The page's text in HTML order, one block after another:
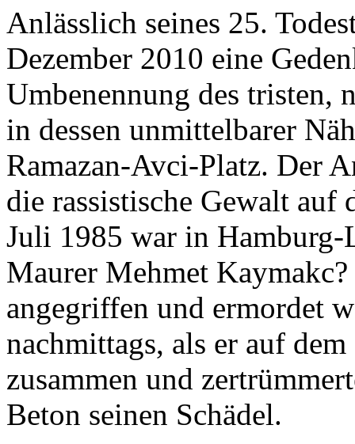
Anlässlich seines 25.
Dezember 2010 eine
Umbenennung des tristen,
in dessen unmittelbarer
Ramazan-Avci-Platz. Der
die rassistische Gewalt auf
Juli 1985 war in
Maurer Mehmet
angegriffen und ermordet
nachmittags, als er auf
zusammen und
Beton seinen Schädel.